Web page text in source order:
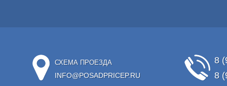
СХЕМА ПРОЕЗДА
INFO@POSADPRICEP.RU
8
8